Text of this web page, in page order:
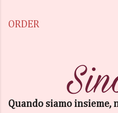
ORDER
Quando siamo insieme,